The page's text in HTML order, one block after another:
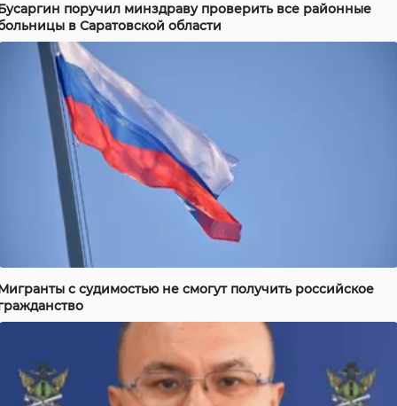
поручил минздраву проверить все районные
в Саратовской области
с судимостью не смогут получить российское